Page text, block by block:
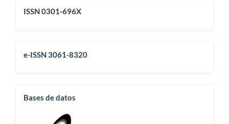
issn
ISSN 0301-696X
eissn
e-ISSN 3061-8320
base
Bases de datos